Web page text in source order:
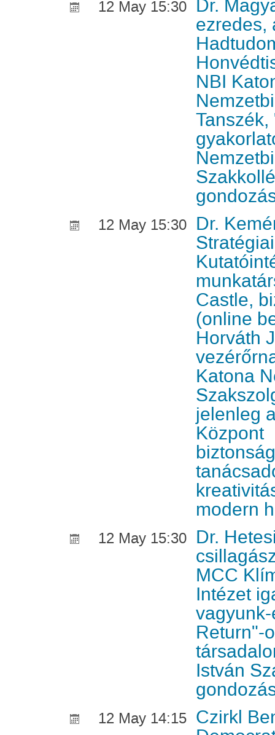
12 May 15:30 Dr.
ezredes,
NBI
12 May 15:30 Dr.
Castle,
(online
Horváth
Katona
jelenleg
Központ
modern
12 May 15:30 Dr.
MCC
Intézet
Return"-
István
12 May 14:15 Czirkl